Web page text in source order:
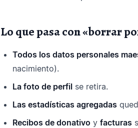
Lo que pasa con «borrar
Todos los datos personales
nacimiento).
La foto de perfil se retira.
Las estadísticas agregadas
Recibos de donativo y facturas